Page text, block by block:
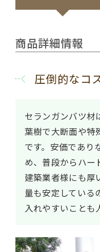
商品詳細情報
圧倒的なコ
セランガンバツ材
葉樹で大断面や特
です。安価であり
め、普段からハー
建築業者様にも厚
量も安定している
入れやすいことも